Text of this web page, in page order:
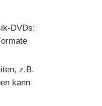
DVDs;
z.B.
kann